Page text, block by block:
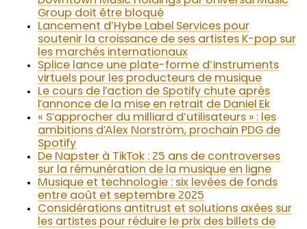
Group doit être bloqué
Lancement d’Hybe Label Services pour
soutenir la croissance de ses artistes K-pop sur
les marchés internationaux
Splice lance une plate-forme d’instruments
virtuels pour les producteurs de musique
Le cours de l’action de Spotify chute après
l’annonce de la mise en retrait de Daniel Ek
« S’approcher du milliard d’utilisateurs » : les
ambitions d’Alex Norström, prochain PDG de
Spotify
De Napster à TikTok : 25 ans de controverses
sur la rémunération de la musique en ligne
Musique et technologie : six levées de fonds
entre août et septembre 2025
Considérations antitrust et solutions axées sur
les artistes pour réduire le prix des billets de